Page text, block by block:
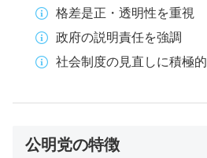
格差是正・透明性を重視
政府の説明責任を強調
社会制度の見直しに積極的
公明党の特徴